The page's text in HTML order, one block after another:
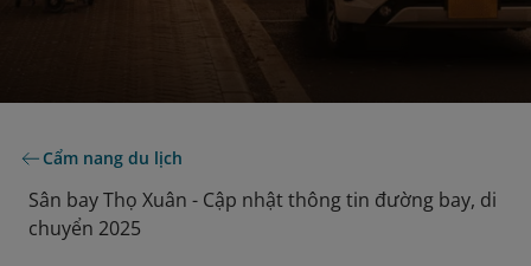
Cẩm nang du lịch
Sân bay Thọ Xuân - Cập nhật thông tin đường bay, di
chuyển 2025